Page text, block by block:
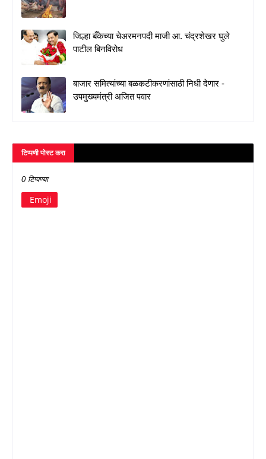
जिल्हा बँकेच्या चेअरमनपदी माजी आ. चंद्रशेखर घुले
पाटील बिनविरोध
बाजार समित्यांच्या बळकटीकरणांसाठी निधी देणार -
उपमुख्यमंत्री अजित पवार
टिप्पणी पोस्ट करा
0 टिप्पण्या
Emoji